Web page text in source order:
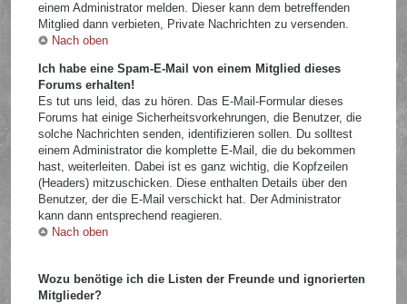
einem Administrator melden. Dieser kann dem betreffenden
Mitglied dann verbieten, Private Nachrichten zu versenden.
Nach oben
Ich habe eine Spam-E-Mail von einem Mitglied dieses
Forums erhalten!
Es tut uns leid, das zu hören. Das E-Mail-Formular dieses
Forums hat einige Sicherheitsvorkehrungen, die Benutzer, die
solche Nachrichten senden, identifizieren sollen. Du solltest
einem Administrator die komplette E-Mail, die du bekommen
hast, weiterleiten. Dabei ist es ganz wichtig, die Kopfzeilen
(Headers) mitzuschicken. Diese enthalten Details über den
Benutzer, der die E-Mail verschickt hat. Der Administrator
kann dann entsprechend reagieren.
Nach oben
Wozu benötige ich die Listen der Freunde und ignorierten
Mitglieder?